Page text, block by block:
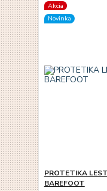
Akcia
Novinka
PROTETIKA
BAREFOOT